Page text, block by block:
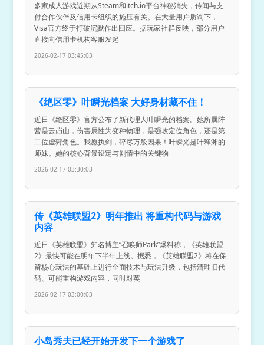
多家成人游戏近期从Steam和itch.io平台神秘消失，传闻与支
付合作伙伴及信用卡组织的施压有关。在大量用户质询下，
Visa官方终于打破沉默作出回应。据玩家社群反映，部分用户
直接向信用卡机构客服发起
2026-02-17 03:45:03
《绝区零》叶瞬光档案 大好身材藏不住！
近日《绝区零》官方公布了新代理人叶瞬光的档案。她所属阵
营是云岿山，伤害属性为变种物理，是强攻定位角色，还是第
二位虚狩角色。我愿执剑，碎尽万般因果！叶瞬光是叶释渊的
师妹。她的核心背景设定与剧情中的关键物
2026-02-17 03:30:03
传《英雄联盟2》明年推出 将重构代码与游戏
内容
近日《英雄联盟》知名博主“召唤师Park”爆料称，《英雄联盟
2》最快可能在明年下半年上线。据悉，《英雄联盟2》将在保
留核心玩法的基础上进行全面技术与玩法升级，包括清理旧代
码、可能重构游戏内容，同时对英
2026-02-17 03:00:03
小岛秀夫已经开始开发下一个游戏了